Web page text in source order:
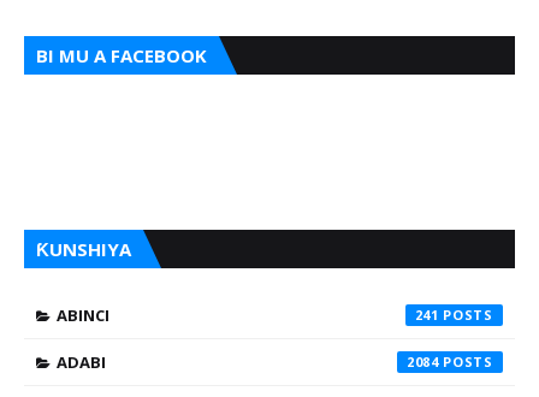
BI MU A FACEBOOK
ƘUNSHIYA
ABINCI 241
ADABI 2084